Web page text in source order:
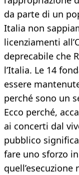
da parte di un
Italia non
licenziamenti
deprecabile che
l’Italia. Le 14
essere
perché sono un
Ecco perché,
ai concerti dal
pubblico
fare uno sforzo